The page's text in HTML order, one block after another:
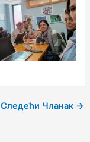
Следећи Чланак →